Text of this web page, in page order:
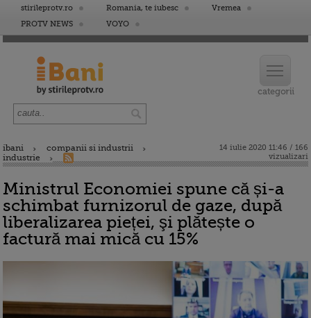
stirileprotv.ro Romania, te iubesc
Vremea
PROTV NEWS
VOYO
ibani
companii si industrii
industrie
14 iulie 2020 11:46 / 166
vizualizari
Ministrul Economiei spune că și-a
schimbat furnizorul de gaze, după
liberalizarea pieței, şi plătește o
factură mai mică cu 15%